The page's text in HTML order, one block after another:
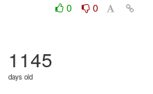
0
0
1145
days old